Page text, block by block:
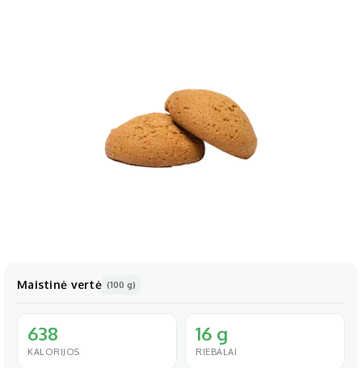
Maistinė vertė (100 g)
638
KALORIJOS
16 g
RIEBALAI